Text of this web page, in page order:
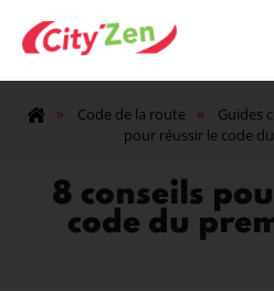
» Code de la route » Guides
pour réussir le code
8 conseils
code du